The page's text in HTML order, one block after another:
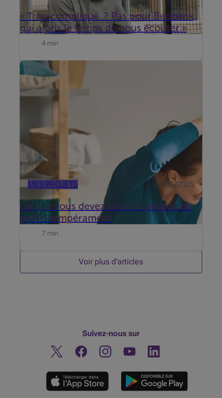
« Trop compliqué ? Pas pour Beobank,
qui a pris le temps de nous écouter »
4 min
MES PROJETS 22/08/2025
Ce que vous devez savoir à propos du
prêt à tempérament
Aimeriez-vous faire le voyage de vos rêves ou
simplement financer un projet sans déséquilibrer
votre budget ? Un prêt à tempérament peut être une
solution dont vous connaissez les conditions à
7 min
Voir plus d'articles
Suivez-nous sur
Twitter FacebookInstagramDécouvrez notre chaine
Linkedin